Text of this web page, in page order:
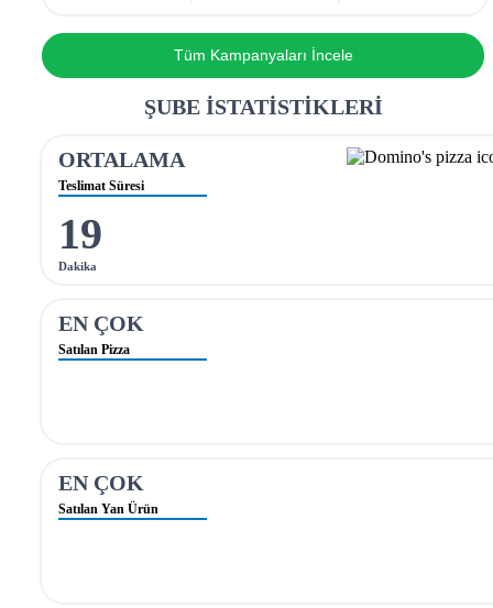
Tüm Kampanyaları İncele
ŞUBE İSTATİSTİKLERİ
ORTALAMA
Teslimat Süresi
19
Dakika
EN ÇOK
Satılan Pizza
EN ÇOK
Satılan Yan Ürün